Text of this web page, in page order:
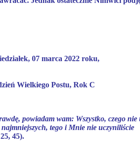
07 marca 2022 roku,
Wielkiego Postu, Rok C
powiadam wam: Wszystko, czego
tego i Mnie nie uczyniliście
45).